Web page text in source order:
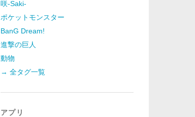
咲-Saki-
ポケットモンスター
BanG Dream!
進撃の巨人
動物
→ 全タグ一覧
アプリ